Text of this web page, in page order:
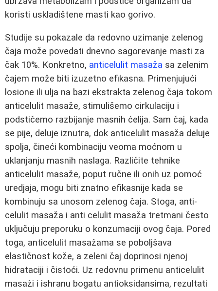
koristi uskladištene masti kao gorivo.
Studije su pokazale da redovno uzimanje zelenog
čaja može povedati dnevno sagorevanje masti za
čak 10%. Konkretno, anticelulit masaža sa zelenim
čajem može biti izuzetno efikasna. Primenjujući
losione ili ulja na bazi ekstrakta zelenog čaja tokom
anticelulit masaže, stimulišemo cirkulaciju i
podstičemo razbijanje masnih ćelija. Sam čaj, kada
se pije, deluje iznutra, dok anticelulit masaža deluje
spolja, čineći kombinaciju veoma moćnom u
uklanjanju masnih naslaga. Različite tehnike
anticelulit masaže, poput ručne ili onih uz pomoć
uredjaja, mogu biti znatno efikasnije kada se
kombinuju sa unosom zelenog čaja. Stoga, anti-
celulit masaža i anti celulit masaža tretmani često
uključuju preporuku o konzumaciji ovog čaja. Pored
toga, anticelulit masažama se poboljšava
elastičnost kože, a zeleni čaj doprinosi njenoj
hidrataciji i čistoći. Uz redovnu primenu anticelulit
masaži i ishranu bogatu antioksidansima, rezultati